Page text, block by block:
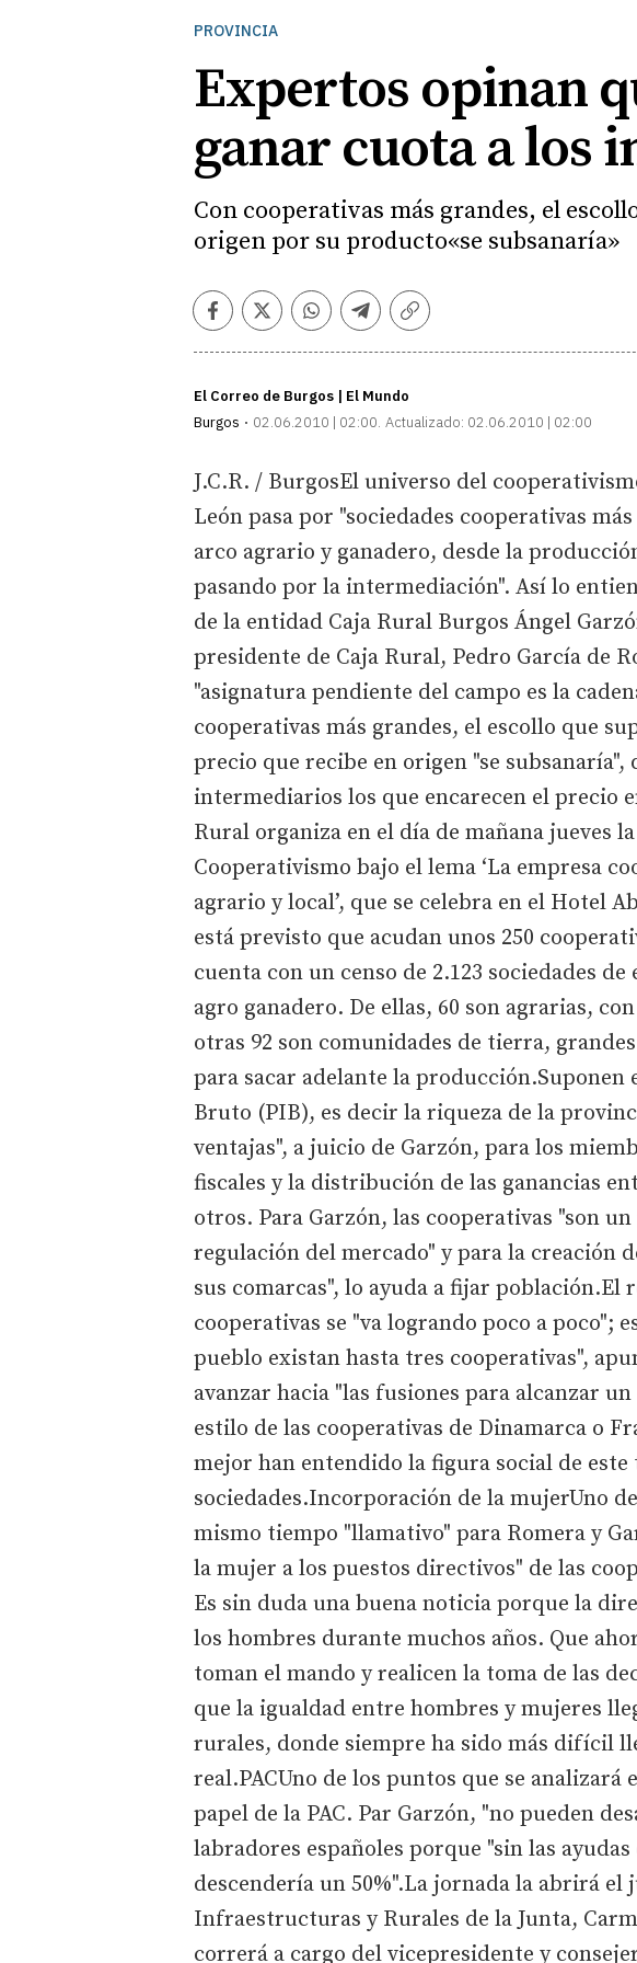
PROVINCIA
Expertos opinan
ganar cuota a los
Con cooperativas más grandes, el
origen por su producto«se subsanaría»
Facebook
TwitterWhatsapp
Telegram
Copiar
El Correo de Burgos | El Mundo
Burgos
02.06.2010 | 02:00 Actualizado: 02.06.2010 | 02:00
J.C.R. / BurgosEl universo del
León pasa por "sociedades cooperativas
arco agrario y ganadero, desde la
pasando por la intermediación". Así lo
de la entidad Caja Rural Burgos Ángel
presidente de Caja Rural, Pedro García de
"asignatura pendiente del campo es la
cooperativas más grandes, el escollo que
precio que recibe en origen "se subsanaría",
intermediarios los que encarecen el precio
Rural organiza en el día de mañana jueves
Cooperativismo bajo el lema ‘La empresa
agrario y local’, que se celebra en el Hotel
está previsto que acudan unos 250
cuenta con un censo de 2.123 sociedades
agro ganadero. De ellas, 60 son agrarias,
otras 92 son comunidades de tierra,
para sacar adelante la
Bruto (PIB), es decir la riqueza de la
ventajas", a juicio de Garzón, para los
fiscales y la distribución de las ganancias
otros. Para Garzón, las cooperativas "son
regulación del mercado" y para la creación
sus comarcas", lo ayuda a fijar población.El
cooperativas se "va logrando poco a poco";
pueblo existan hasta tres cooperativas",
avanzar hacia "las fusiones para alcanzar
estilo de las cooperativas de Dinamarca o
mejor han entendido la figura social de este
sociedades.Incorporación de la mujerUno
mismo tiempo "llamativo" para Romera y
la mujer a los puestos directivos" de las
Es sin duda una buena noticia porque la
los hombres durante muchos años. Que
toman el mando y realicen la toma de las
que la igualdad entre hombres y mujeres
rurales, donde siempre ha sido más difícil
real.PACUno de los puntos que se analizará
papel de la PAC. Par Garzón, "no pueden
labradores españoles porque "sin las
descendería un 50%".La jornada la abrirá el
Infraestructuras y Rurales de la Junta,
correrá a cargo del vicepresidente y